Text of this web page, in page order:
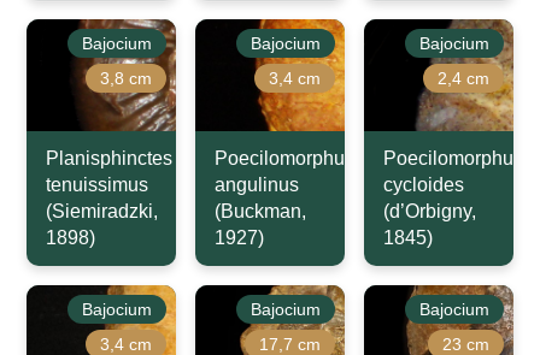
Bajocium
3,8 cm
Planisphinctes
tenuissimus
(Siemiradzki,
1898)
Bajocium
3,4 cm
Poecilomorphus
angulinus
(Buckman,
1927)
Bajocium
2,4 cm
Poecilomorphus
cycloides
(d’Orbigny,
1845)
Bajocium
3,4 cm
Bajocium
17,7 cm
Bajocium
23 cm